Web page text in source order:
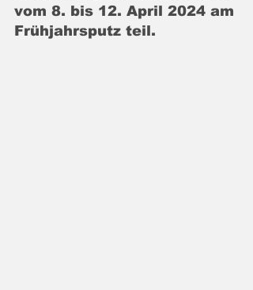
vom 8. bis 12. April 2024 am
Frühjahrsputz teil.